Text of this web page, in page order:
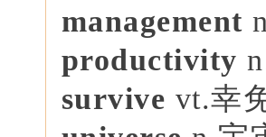
management
productivity
survive vt.幸